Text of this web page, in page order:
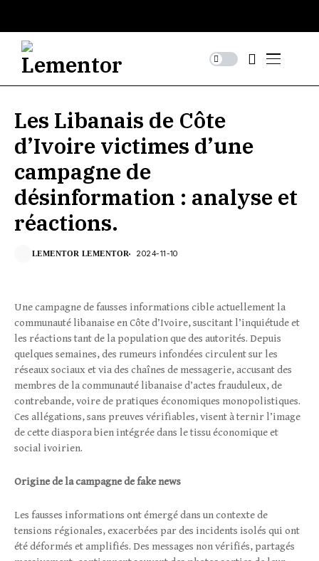
Les Libanais de Côte
d’Ivoire victimes d’une
campagne de
désinformation : analyse et
réactions.
LEMENTOR LEMENTOR 2024-11-10
Une campagne de fausses informations cible actuellement la
communauté libanaise en Côte d’Ivoire, suscitant l’inquiétude et
les réactions tant de la population que des autorités. Depuis
quelques semaines, des rumeurs infondées circulent sur les
réseaux sociaux et via des chaînes de messagerie, accusant des
membres de la communauté libanaise d’actes frauduleux, de
contrebande, voire de pratiques économiques monopolistiques.
Ces allégations, sans preuves vérifiables, visent à ternir l’image
de cette diaspora bien intégrée dans le tissu économique et
social ivoirien.
Origine de la campagne de fake news
Les fausses informations ont émergé dans un contexte de
tensions régionales, exacerbées par des incidents isolés qui ont
été déformés et amplifiés. Des messages non vérifiés, partagés